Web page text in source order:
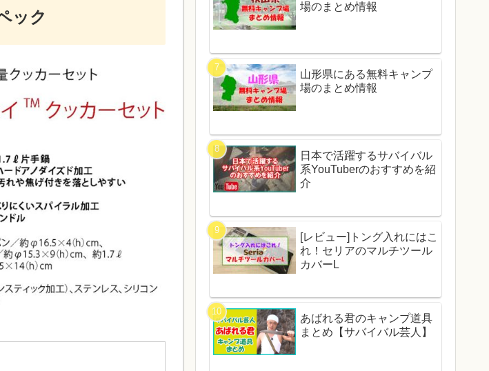
ック
場のまとめ情報
山形県にある無料キャンプ
場のまとめ情報
日本で活躍するサバイバル
系YouTuberのおすすめを紹
介
[レビュー]トング入れにはこ
れ！セリアのマルチツール
カバーL
あばれる君のキャンプ道具
まとめ【サバイバル芸人】